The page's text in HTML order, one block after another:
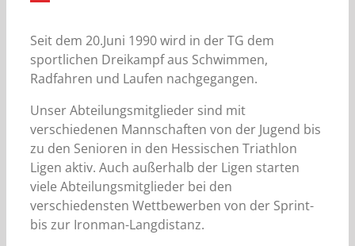
Seit dem 20.Juni 1990 wird in der TG dem
sportlichen Dreikampf aus Schwimmen,
Radfahren und Laufen nachgegangen.
Unser Abteilungsmitglieder sind mit
verschiedenen Mannschaften von der Jugend bis
zu den Senioren in den Hessischen Triathlon
Ligen aktiv. Auch außerhalb der Ligen starten
viele Abteilungsmitglieder bei den
verschiedensten Wettbewerben von der Sprint-
bis zur Ironman-Langdistanz.